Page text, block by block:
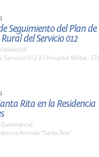
Seguimiento del Plan de
del Servicio 012
Servicio 012 (C/ Hospital Militar, 27)
Rita en la Residencia
Asistida "Santa Rita"